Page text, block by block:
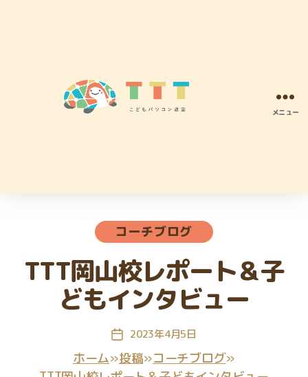
パ
プ
グ
ラ
教
メニュー
カ
テ
リ
ー
コーチブログ
TTT岡山校レポート＆子
どもインタビュー
投
稿
日
2023年4月5日
ホーム»投稿»コーチブログ»